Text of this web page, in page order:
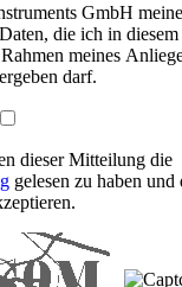
GmbH meine
die ich in
meines
darf.
dieser Mitteilung die
gelesen zu haben und